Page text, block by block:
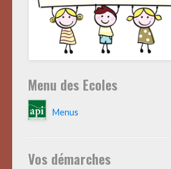
Menu des Ecoles
Menus
Vos démarches